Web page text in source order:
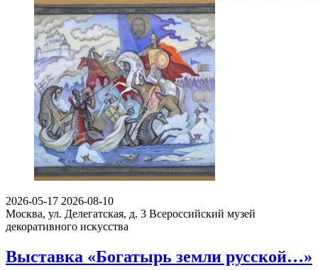
2026-05-17 2026-08-10
Москва, ул. Делегатская, д. 3 Всероссийский музей
декоративного искусства
Выставка «Богатырь земли русской…»